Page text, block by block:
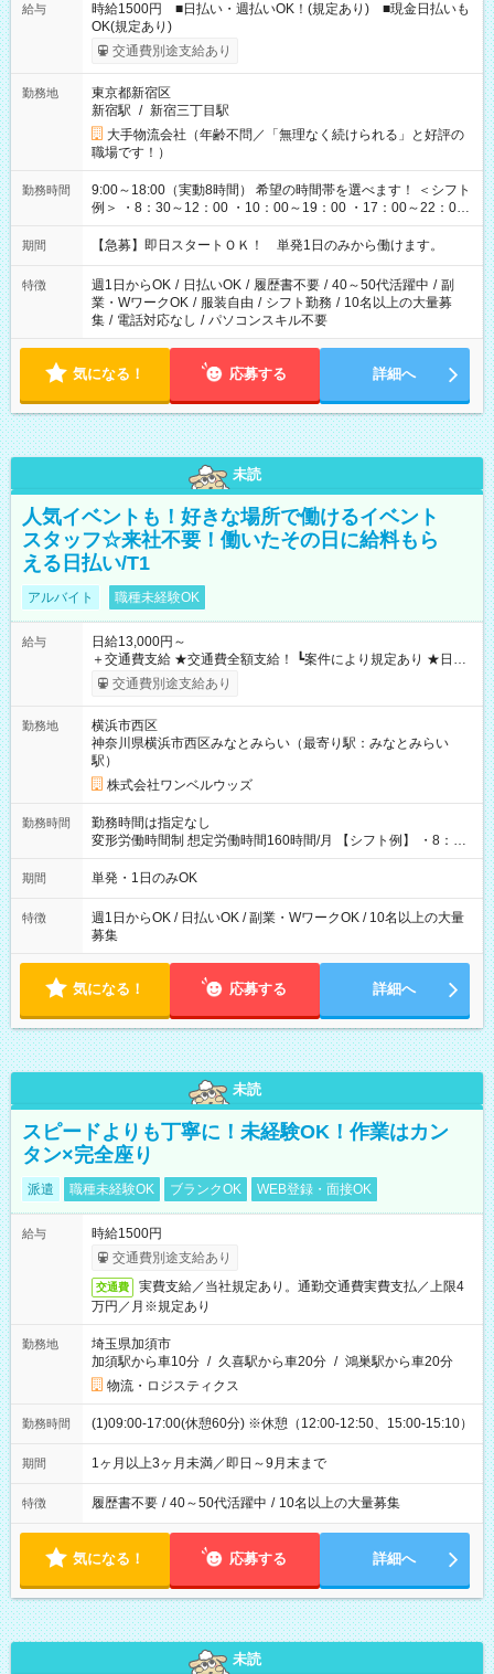
給与
時給1500円 ■日払い・週払いOK！(規定あり) ■現金日払いも
OK(規定あり)
交通費別途支給あり
勤務地
東京都新宿区
新宿駅 / 新宿三丁目駅
大手物流会社（年齢不問／「無理なく続けられる」と好評の
職場です！）
勤務時間
9:00～18:00（実動8時間） 希望の時間帯を選べます！ ＜シフト
例＞ ・8：30～12：00 ・10：00～19：00 ・17：00～22：00
・13：00～22：00 ・22：00～翌6：00 など
期間 【急募】即日スタートＯＫ！ 単発1日のみから働けます。
特徴 週1日からOK / 日払いOK / 履歴書不要 / 40～50代活躍中 / 副
業・WワークOK / 服装自由 / シフト勤務 / 10名以上の大量募
集 / 電話対応なし / パソコンスキル不要
気になる！ 応募する 詳細へ
未読
人気イベントも！好きな場所で働けるイベント
スタッフ☆来社不要！働いたその日に給料もら
える日払い/T1
アルバイト 職種未経験OK
給与
日給13,000円～
＋交通費支給 ★交通費全額支給！ ┗案件により規定あり ★日払
いOK！（規定あり） ┗働いたその日に現金GET♪ お仕事後はコ
ンビニATMから 日払い分を引き落とせます！ 【試用期間】試
交通費別途支給あり
勤務地
横浜市西区
神奈川県横浜市西区みなとみらい（最寄り駅：みなとみらい
駅）
株式会社ワンベルウッズ
勤務時間
勤務時間は指定なし
変形労働時間制 想定労働時間160時間/月 【シフト例】 ・8：00
～21：00
期間 単発・1日のみOK
特徴
週1日からOK / 日払いOK / 副業・WワークOK / 10名以上の大量
募集
気になる！ 応募する 詳細へ
未読
スピードよりも丁寧に！未経験OK！作業はカン
タン×完全座り
派遣 職種未経験OK ブランクOK WEB登録・面接OK
給与
時給1500円
交通費別途支給あり
交通費
実費支給／当社規定あり。通勤交通費実費支払／上限4
万円／月※規定あり
勤務地
埼玉県加須市
加須駅から車10分 / 久喜駅から車20分 / 鴻巣駅から車20分
物流・ロジスティクス
勤務時間 (1)09:00-17:00(休憩60分) ※休憩（12:00-12:50、15:00-15:10）
期間 1ヶ月以上3ヶ月未満／即日～9月末まで
特徴 履歴書不要 / 40～50代活躍中 / 10名以上の大量募集
気になる！ 応募する 詳細へ
未読